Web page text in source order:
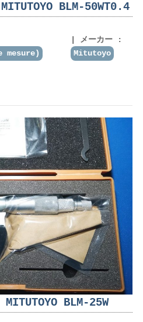
BLM-50WT0.4
mesure)
メーカー :
Mitutoyo
BLM-25W